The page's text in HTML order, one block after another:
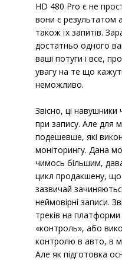
HD 480 Pro є не
вони є результатом
також їх запитів.
достатньо одного
ваші потуги і все,
увагу на те що
неможливо.
Звісно, ці
при запису. Але для
подешевше, які
моніторингу. Дана
чимось більшим,
цикл продакшену,
зазвичай
неймовірні записи.
треків на
«контроль», або
контролю в авто, в
Але як підготовка